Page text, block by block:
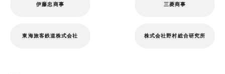
伊藤忠商事 三菱商事
東海旅客鉄道株式会社 株式会社野村総合研究所